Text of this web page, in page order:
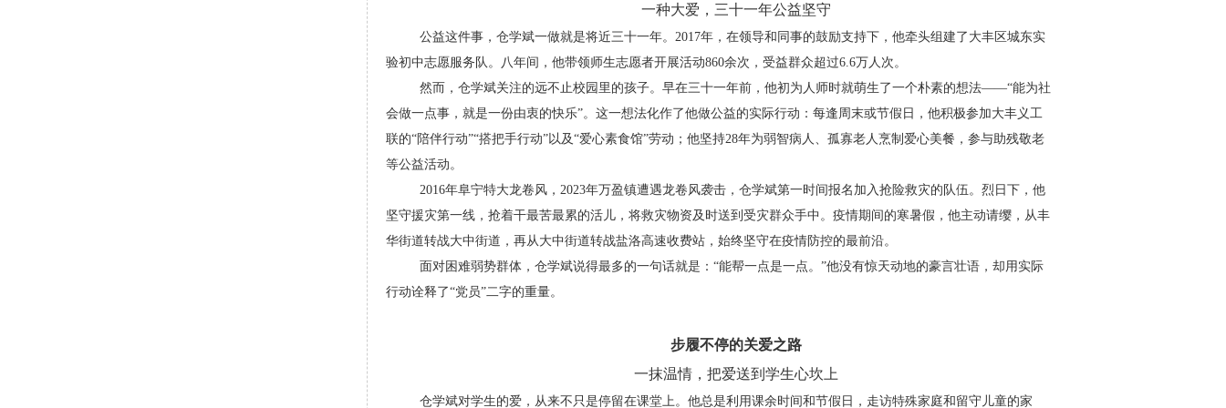
一种大爱，三十一年公益坚守
公益这件事，仓学斌一做就是将近三十一年。2017年，在领导和同事的鼓励支持下，他牵头组建了大丰区城东实
验初中志愿服务队。八年间，他带领师生志愿者开展活动860余次，受益群众超过6.6万人次。
然而，仓学斌关注的远不止校园里的孩子。早在三十一年前，他初为人师时就萌生了一个朴素的想法——“能为社
会做一点事，就是一份由衷的快乐”。这一想法化作了他做公益的实际行动：每逢周末或节假日，他积极参加大丰义工
联的“陪伴行动”“搭把手行动”以及“爱心素食馆”劳动；他坚持28年为弱智病人、孤寡老人烹制爱心美餐，参与助残敬老
等公益活动。
2016年阜宁特大龙卷风，2023年万盈镇遭遇龙卷风袭击，仓学斌第一时间报名加入抢险救灾的队伍。烈日下，他
坚守援灾第一线，抢着干最苦最累的活儿，将救灾物资及时送到受灾群众手中。疫情期间的寒暑假，他主动请缨，从丰
华街道转战大中街道，再从大中街道转战盐洛高速收费站，始终坚守在疫情防控的最前沿。
面对困难弱势群体，仓学斌说得最多的一句话就是：“能帮一点是一点。”他没有惊天动地的豪言壮语，却用实际
行动诠释了“党员”二字的重量。
步履不停的关爱之路
一抹温情，把爱送到学生心坎上
仓学斌对学生的爱，从来不只是停留在课堂上。他总是利用课余时间和节假日，走访特殊家庭和留守儿童的家